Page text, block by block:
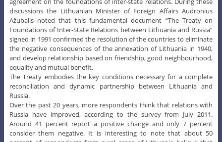
discussions the Lithuanian Minister of Foreign Affairs Audronius
Ažubalis noted that this fundamental document “The Treaty on
Foundations of Inter-State Relations between Lithuania and Russia”
signed in 1991 confirmed the resolution of the countries to eliminate
the negative consequences of the annexation of Lithuania in 1940,
and develop relationship based on friendship, good neighbourhood,
equality and mutual benefit.
The Treaty embodies the key conditions necessary for a complete
reconciliation and dynamic partnership between Lithuania and
Russia.
Over the past 20 years, more respondents think that relations with
Russia have improved, according to the survey from July 2011.
Around 41 percent report a positive change and only 7 percent
consider them negative. It is interesting to note that about 50